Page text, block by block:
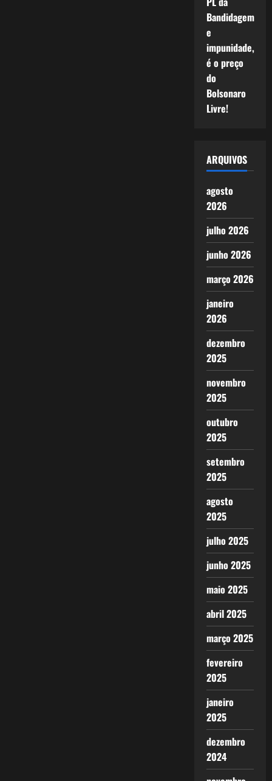
Bandidagem
e
impunidade,
é o preço
do
Bolsonaro
Livre!
ARQUIVOS
agosto
2026
julho 2026
junho 2026
março 2026
janeiro
2026
dezembro
2025
novembro
2025
outubro
2025
setembro
2025
agosto
2025
julho 2025
junho 2025
maio 2025
abril 2025
março 2025
fevereiro
2025
janeiro
2025
dezembro
2024